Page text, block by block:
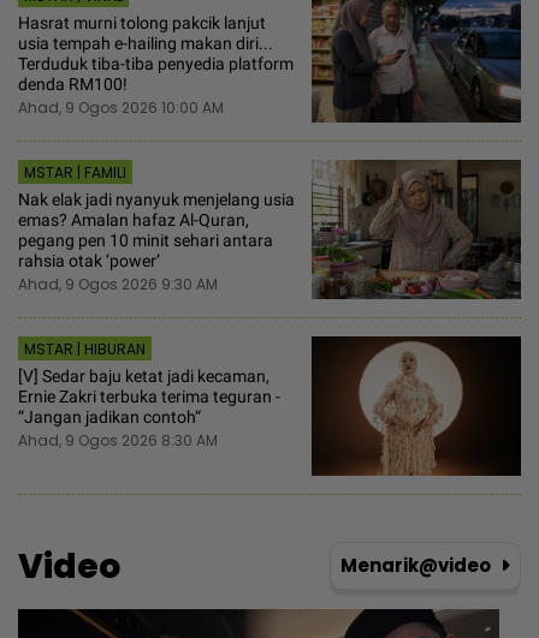
Hasrat murni tolong pakcik lanjut
usia tempah e-hailing makan diri...
Terduduk tiba-tiba penyedia platform
denda RM100!
Ahad, 9 Ogos 2026 10:00 AM
MSTAR | FAMILI
Nak elak jadi nyanyuk menjelang usia
emas? Amalan hafaz Al-Quran,
pegang pen 10 minit sehari antara
rahsia otak ‘power’
Ahad, 9 Ogos 2026 9:30 AM
MSTAR | HIBURAN
[V] Sedar baju ketat jadi kecaman,
Ernie Zakri terbuka terima teguran -
“Jangan jadikan contoh“
Ahad, 9 Ogos 2026 8:30 AM
Video Menarik@video